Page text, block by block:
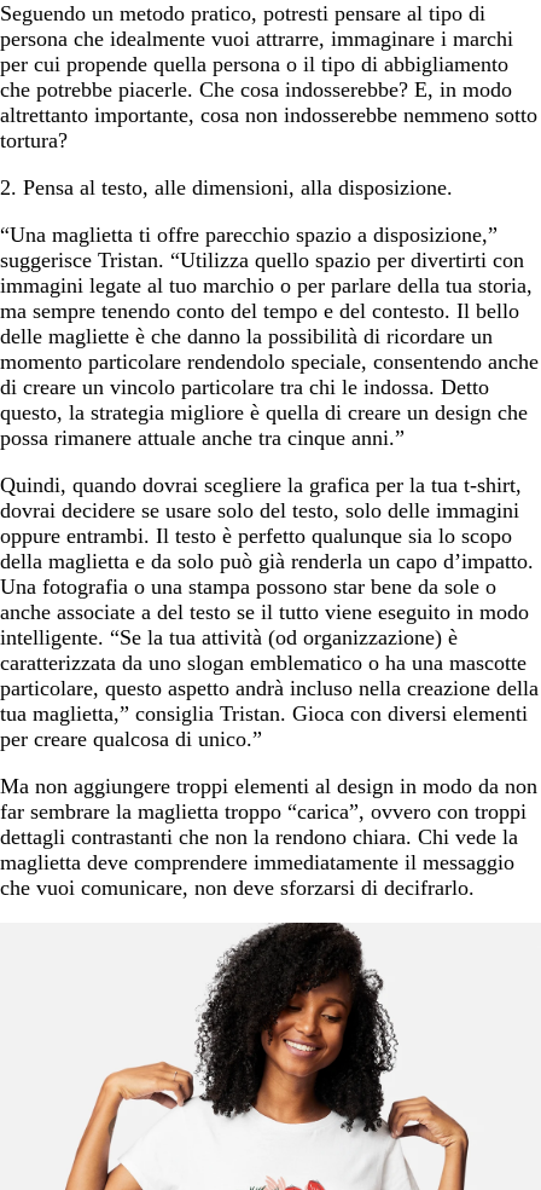
Seguendo un metodo pratico, potresti pensare al tipo di
persona che idealmente vuoi attrarre, immaginare i marchi
per cui propende quella persona o il tipo di abbigliamento
che potrebbe piacerle. Che cosa indosserebbe? E, in modo
altrettanto importante, cosa non indosserebbe nemmeno sotto
tortura?
2. Pensa al testo, alle dimensioni, alla disposizione.
“Una maglietta ti offre parecchio spazio a disposizione,”
suggerisce Tristan. “Utilizza quello spazio per divertirti con
immagini legate al tuo marchio o per parlare della tua storia,
ma sempre tenendo conto del tempo e del contesto. Il bello
delle magliette è che danno la possibilità di ricordare un
momento particolare rendendolo speciale, consentendo anche
di creare un vincolo particolare tra chi le indossa. Detto
questo, la strategia migliore è quella di creare un design che
possa rimanere attuale anche tra cinque anni.”
Quindi, quando dovrai scegliere la grafica per la tua t-shirt,
dovrai decidere se usare solo del testo, solo delle immagini
oppure entrambi. Il testo è perfetto qualunque sia lo scopo
della maglietta e da solo può già renderla un capo d’impatto.
Una fotografia o una stampa possono star bene da sole o
anche associate a del testo se il tutto viene eseguito in modo
intelligente. “Se la tua attività (od organizzazione) è
caratterizzata da uno slogan emblematico o ha una mascotte
particolare, questo aspetto andrà incluso nella creazione della
tua maglietta,” consiglia Tristan. Gioca con diversi elementi
per creare qualcosa di unico.”
Ma non aggiungere troppi elementi al design in modo da non
far sembrare la maglietta troppo “carica”, ovvero con troppi
dettagli contrastanti che non la rendono chiara. Chi vede la
maglietta deve comprendere immediatamente il messaggio
che vuoi comunicare, non deve sforzarsi di decifrarlo.